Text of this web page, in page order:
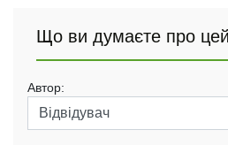
Що ви думаєте про
Автор: